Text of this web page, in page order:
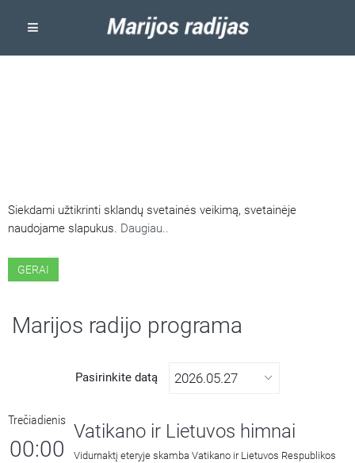
Siekdami užtikrinti sklandų svetainės veikimą, svetainėje
naudojame slapukus. Daugiau..
GERAI
Marijos radijo programa
Pasirinkite datą
Trečiadienis
00:00
Vatikano ir Lietuvos himnai
Vidurnaktį eteryje skamba Vatikano ir Lietuvos Respublikos